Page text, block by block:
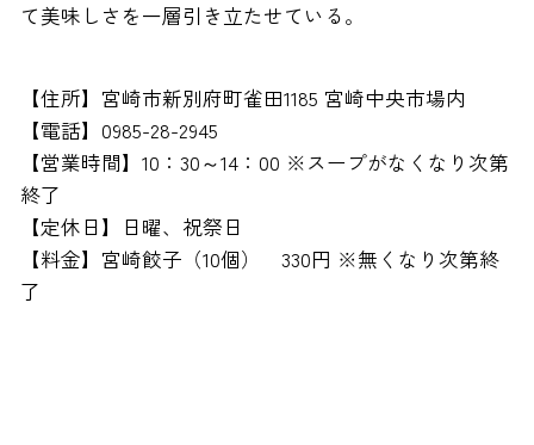
て美味しさを一層引き立たせている。
【住所】宮崎市新別府町雀田1185 宮崎中央市場内
【電話】0985-28-2945
【営業時間】10：30～14：00 ※スープがなくなり次第
終了
【定休日】日曜、祝祭日
【料金】宮崎餃子（10個） 330円 ※無くなり次第終
了